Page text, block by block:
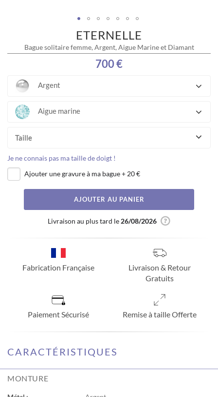
ETERNELLE
Bague solitaire femme, Argent, Aigue Marine et Diamant
700 €
Argent
Aigue marine
Taille
Je ne connais pas ma taille de doigt !
Ajouter une gravure à ma bague+ 20 €
AJOUTER AU PANIER
Livraison au plus tard le 26/08/2026
Fabrication Française
Livraison & Retour
Gratuits
Paiement Sécurisé Remise à taille Offerte
images
CARACTÉRISTIQUES
MONTURE